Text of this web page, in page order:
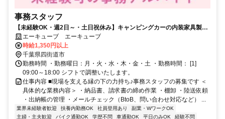
事務スタッフ
【未経験OK・週2日～・土日祝休み】キャンピングカーの内装家具製作
会社で事務のお仕事♪
エーキューブ エーキューブ
時給1,350円以上
千葉県四街道市
勤務時間 ・勤務曜日：月・火・水・木・金・土 ・勤務時間： [1]
09:00～18:00 シフトで調整いたします。
仕事内容 ■現場を支える縁の下の力持ち♪事務スタッフの募集です ＜
具体的な業務内容＞ ・納品書、請求書の締め作業 ・棚卸 ・陸送依頼
・出納帳の管理 ・メールチェック（BtoB、問い合わせ対応など） ...
業界未経験者歓迎 扶養内勤務OK 社員登用あり
副業・WワークOK
主婦・主夫歓迎
バイク通勤OK 学歴不問 車通勤OK 平日のみOK
経験不問